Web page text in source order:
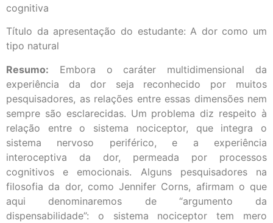
cognitiva
Título da apresentação do estudante: A dor como um
tipo natural
Resumo: Embora o caráter multidimensional da
experiência da dor seja reconhecido por muitos
pesquisadores, as relações entre essas dimensões nem
sempre são esclarecidas. Um problema diz respeito à
relação entre o sistema nociceptor, que integra o
sistema nervoso periférico, e a experiência
interoceptiva da dor, permeada por processos
cognitivos e emocionais. Alguns pesquisadores na
filosofia da dor, como Jennifer Corns, afirmam o que
aqui denominaremos de “argumento da
dispensabilidade”: o sistema nociceptor tem mero